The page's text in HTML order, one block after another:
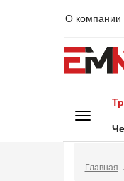
О компании
Главная